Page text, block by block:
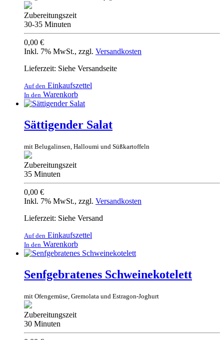
Zubereitungszeit
30-35 Minuten
0,00 €
Inkl. 7% MwSt., zzgl. Versandkosten
Lieferzeit: Siehe Versandseite
Auf den Einkaufszettel
In den Warenkorb
Sättigender Salat
mit Belugalinsen, Halloumi und Süßkartoffeln
Zubereitungszeit
35 Minuten
0,00 €
Inkl. 7% MwSt., zzgl. Versandkosten
Lieferzeit: Siehe Versand
Auf den Einkaufszettel
In den Warenkorb
Senfgebratenes Schweinekotelett
mit Ofengemüse, Gremolata und Estragon-Joghurt
Zubereitungszeit
30 Minuten